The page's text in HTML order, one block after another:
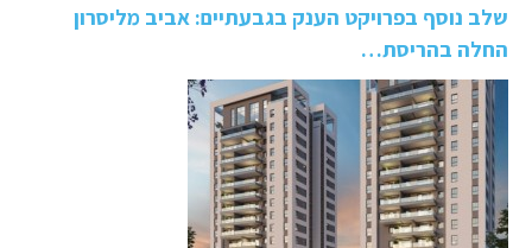
שלב נוסף בפרויקט הענק בגבעתיים: אביב מליסרון
החלה בהריסת…